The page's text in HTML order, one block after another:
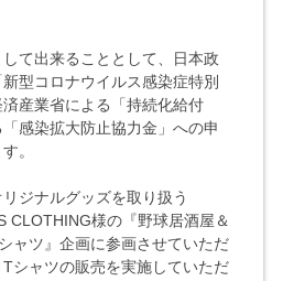
て出来ることとして、日本政
型コロナウイルス感染症特別
産業省による「持続化給付
感染拡大防止協力金」への申
。
ジナルグッズを取り扱う
CLOTHING様の『野球居酒屋＆
ャツ』企画に参画させていただ
シャツの販売を実施していただ